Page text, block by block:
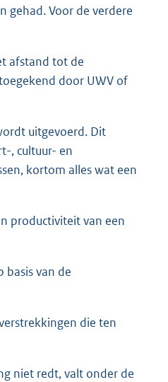
gehad. Voor de verdere
afstand tot de
door UWV of
uitgevoerd. Dit
, cultuur- en
kortom alles wat een
productiviteit van een
basis van de
die ten
niet redt, valt onder de